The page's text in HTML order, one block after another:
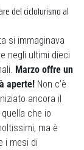
del cicloturismo al
si immaginava
negli ultimi dieci
Marzo offre un
aperte! Non c’è
ancora il
che io
ma è
i mesi di